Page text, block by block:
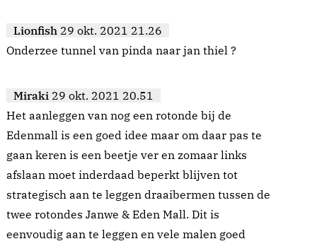
Lionfish 29 okt. 2021 21.26
Onderzee tunnel van pinda naar jan thiel ?
Miraki 29 okt. 2021 20.51
Het aanleggen van nog een rotonde bij de
Edenmall is een goed idee maar om daar pas te
gaan keren is een beetje ver en zomaar links
afslaan moet inderdaad beperkt blijven tot
strategisch aan te leggen draaibermen tussen de
twee rotondes Janwe & Eden Mall. Dit is
eenvoudig aan te leggen en vele malen goed